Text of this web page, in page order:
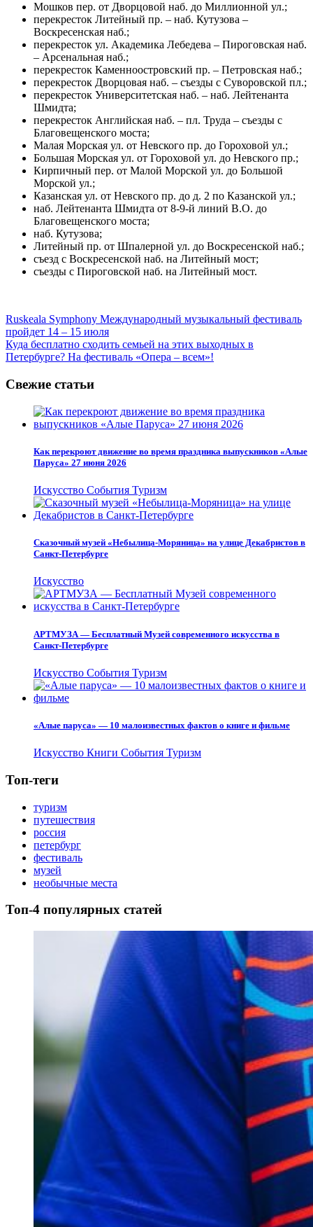
Мошков пер. от Дворцовой наб. до Миллионной ул.;
перекресток Литейный пр. – наб. Кутузова –
Воскресенская наб.;
перекресток ул. Академика Лебедева – Пироговская наб.
– Арсенальная наб.;
перекресток Каменноостровский пр. – Петровская наб.;
перекресток Дворцовая наб. – съезды с Суворовской пл.;
перекресток Университетская наб. – наб. Лейтенанта
Шмидта;
перекресток Английская наб. – пл. Труда – съезды с
Благовещенского моста;
Малая Морская ул. от Невского пр. до Гороховой ул.;
Большая Морская ул. от Гороховой ул. до Невского пр.;
Кирпичный пер. от Малой Морской ул. до Большой
Морской ул.;
Казанская ул. от Невского пр. до д. 2 по Казанской ул.;
наб. Лейтенанта Шмидта от 8-9-й линий В.О. до
Благовещенского моста;
наб. Кутузова;
Литейный пр. от Шпалерной ул. до Воскресенской наб.;
съезд с Воскресенской наб. на Литейный мост;
съезды с Пироговской наб. на Литейный мост.
Навигация
по
записям
Ruskeala Symphony Международный музыкальный фестиваль
пройдет 14 – 15 июля
Куда бесплатно сходить семьей на этих выходных в
Петербурге? На фестиваль «Опера – всем»!
Свежие статьи
Как перекроют движение во время праздника выпускников «Алые
Паруса» 27 июня 2026
Искусство События Туризм
Сказочный музей «Небылица-Моряница» на улице Декабристов в
Санкт-Петербурге
Искусство
АРТМУЗА — Бесплатный Музей современного искусства в
Санкт-Петербурге
Искусство События Туризм
«Алые паруса» — 10 малоизвестных фактов о книге и фильме
Искусство Книги События Туризм
Топ-теги
туризм
путешествия
россия
петербург
фестиваль
музей
необычные места
Топ-4 популярных статей